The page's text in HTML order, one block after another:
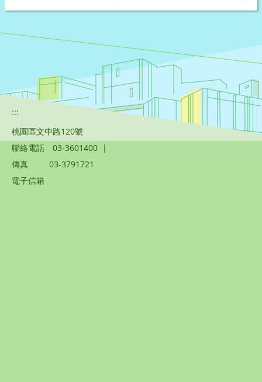
:::
桃園區文中路120號
聯絡電話
03-3601400 |
傳真
03-3791721
電子信箱